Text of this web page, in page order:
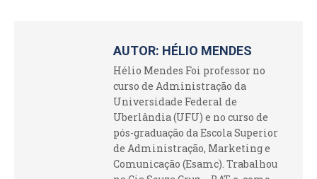
AUTOR: HÉLIO MENDES
Hélio Mendes Foi professor no
curso de Administração da
Universidade Federal de
Uberlândia (UFU) e no curso de
pós-graduação da Escola Superior
de Administração, Marketing e
Comunicação (Esamc). Trabalhou